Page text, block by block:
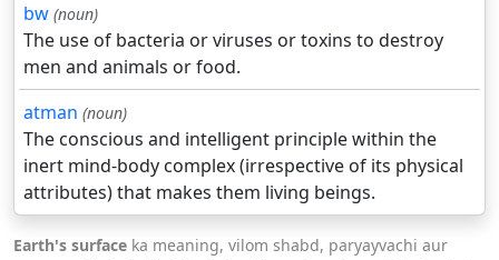
bw (noun)
The use of bacteria or viruses or toxins to destroy
men and animals or food.
atman (noun)
The conscious and intelligent principle within the
inert mind-body complex (irrespective of its physical
attributes) that makes them living beings.
Earth's surface ka meaning, vilom shabd, paryayvachi aur